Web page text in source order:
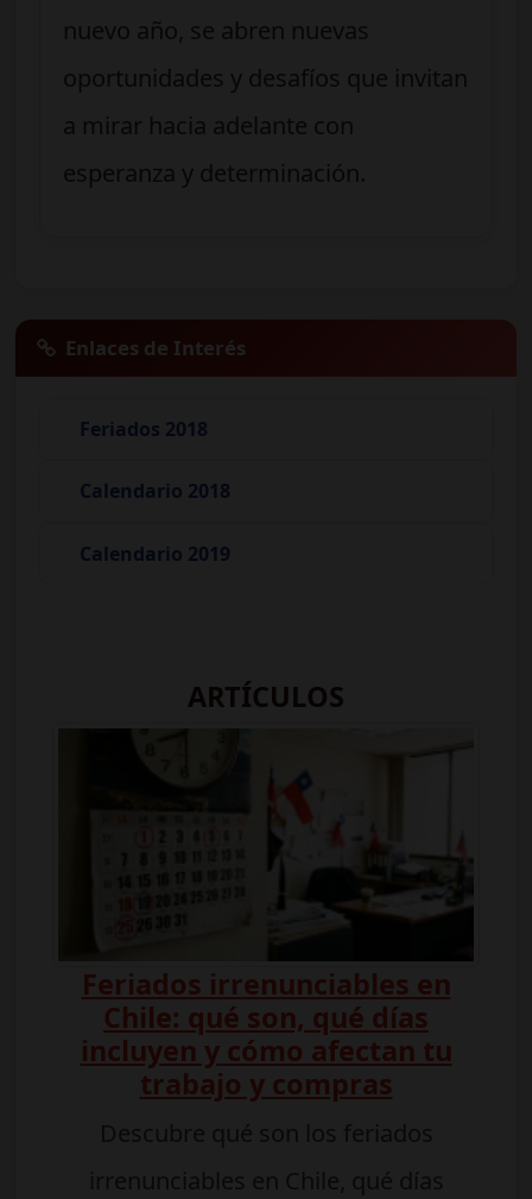
nuevo año, se abren nuevas
oportunidades y desafíos que invitan
a mirar hacia adelante con
esperanza y determinación.
Enlaces de Interés
Feriados 2018
Calendario 2018
Calendario 2019
ARTÍCULOS
Feriados irrenunciables en
Chile: qué son, qué días
incluyen y cómo afectan tu
trabajo y compras
Descubre qué son los feriados
irrenunciables en Chile, qué días